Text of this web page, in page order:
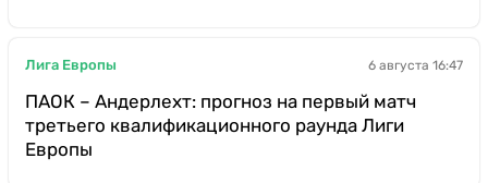
Лига Европы 6 августа 16:47
ПАОК – Андерлехт: прогноз на первый матч
третьего квалификационного раунда Лиги
Европы